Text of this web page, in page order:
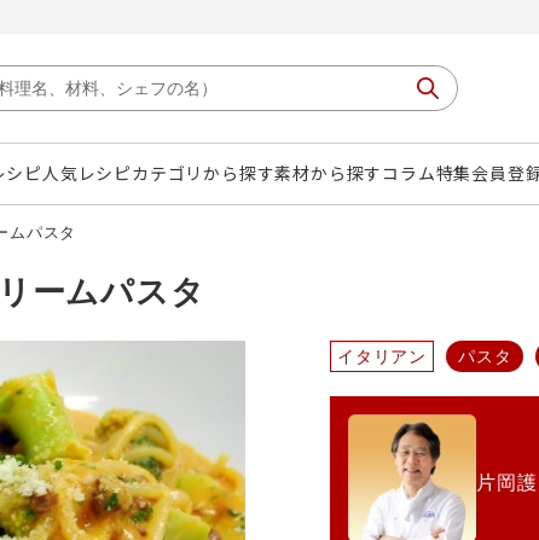
シピ人気レシピカテゴリから探す素材から探すコラム特集会員登
ムパスタ
ームパスタ
イタリアン パスタ
片岡